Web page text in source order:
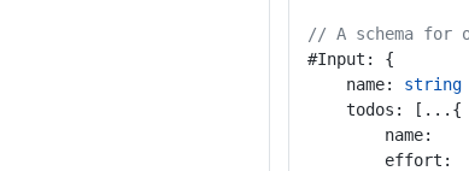
// A schema for
#Input: {
	name:
string
	todos: [...{